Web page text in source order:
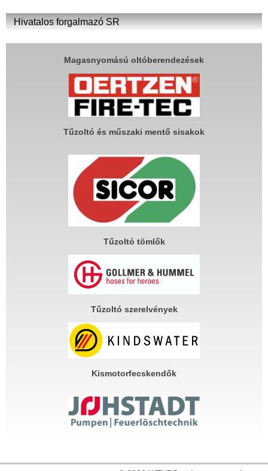
Hivatalos forgalmazó SR
Magasnyomású oltóberendezések
Tűzoltó és műszaki mentő sisakok
Tűzoltó tömlők
Tűzoltó szerelvények
Kismotorfecskendők